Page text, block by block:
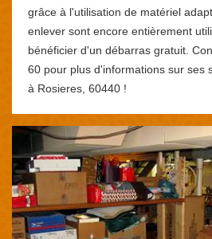
grâce à l'utilisation de matériel
enlever sont encore entièrement
bénéficier d'un débarras gratuit.
60 pour plus d'informations sur ses
à Rosieres, 60440 !